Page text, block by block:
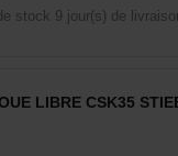
stock 9 jour(s) de
LIBRE CSK35